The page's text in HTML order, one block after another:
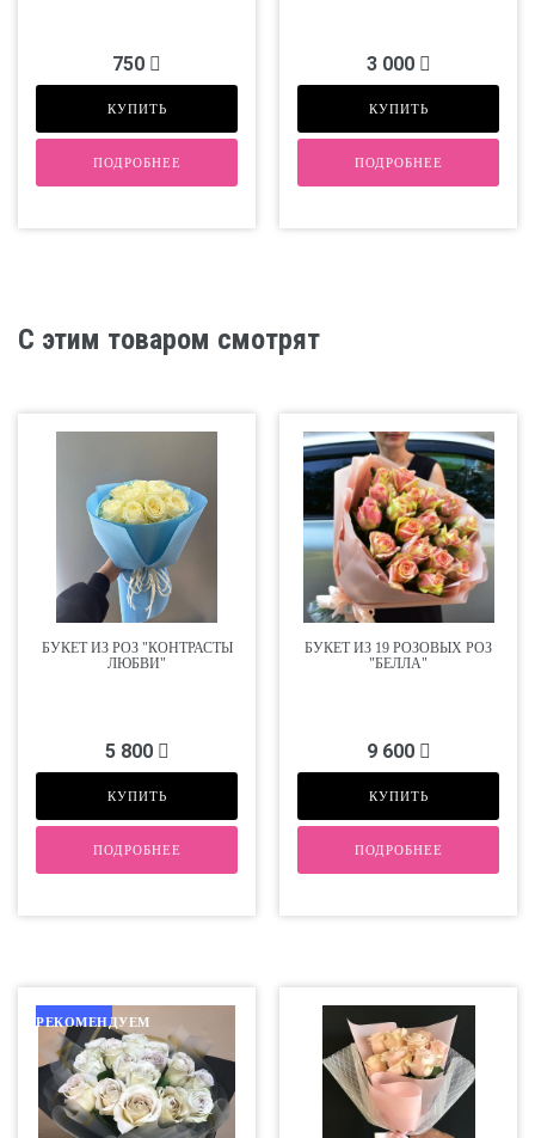
750
КУПИТЬ
ПОДРОБНЕЕ
3 000
КУПИТЬ
ПОДРОБНЕЕ
С этим товаром смотрят
БУКЕТ ИЗ РОЗ "КОНТРАСТЫ
ЛЮБВИ"
5 800
КУПИТЬ
ПОДРОБНЕЕ
БУКЕТ ИЗ 19 РОЗОВЫХ РОЗ
"БЕЛЛА"
9 600
КУПИТЬ
ПОДРОБНЕЕ
РЕКОМЕНДУЕМ